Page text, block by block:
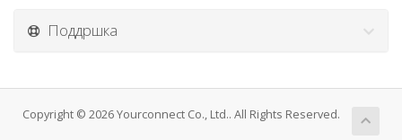
Поддршка
Copyright © 2026 Yourconnect Co., Ltd.. All Rights Reserved.